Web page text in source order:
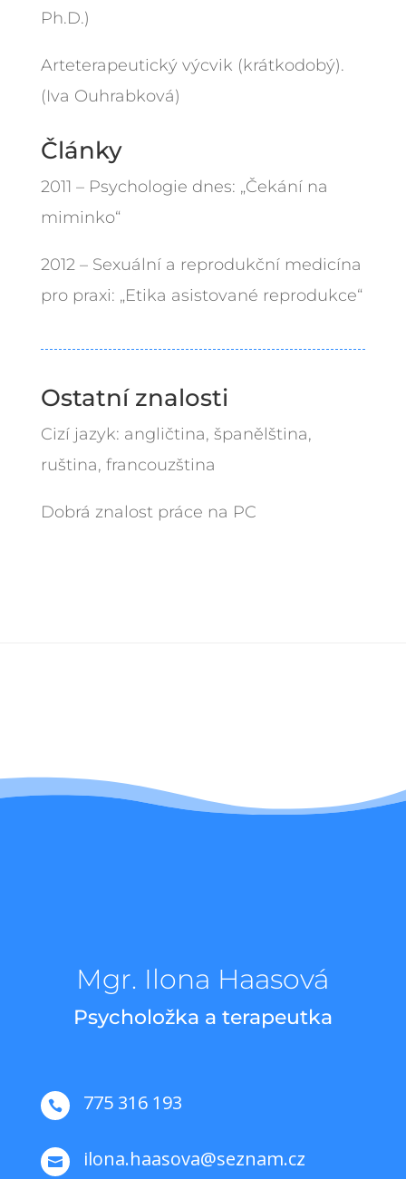
Ph.D.)
Arteterapeutický výcvik (krátkodobý).
(Iva Ouhrabková)
Články
2011 – Psychologie dnes: „Čekání na
miminko“
2012 – Sexuální a reprodukční medicína
pro praxi: „Etika asistované reprodukce“
Ostatní znalosti
Cizí jazyk: angličtina, španělština,
ruština, francouzština
Dobrá znalost práce na PC
Mgr. Ilona Haasová
Psycholožka a terapeutka
 775 316 193
 ilona.haasova@seznam.cz